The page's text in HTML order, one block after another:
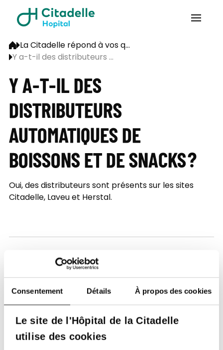
Consentement Détails À propos des cookies
Le site de l'Hôpital de la Citadelle
utilise des cookies
La Citadelle répond à vos q...
Y a-t-il des distributeurs ...
Y A-T-IL DES
DISTRIBUTEURS
AUTOMATIQUES DE
BOISSONS ET DE SNACKS ?
Oui, des distributeurs sont présents sur les sites
Citadelle, Laveu et Herstal.
Soutenez notre Fondation
Votre don à la Fondation permet de